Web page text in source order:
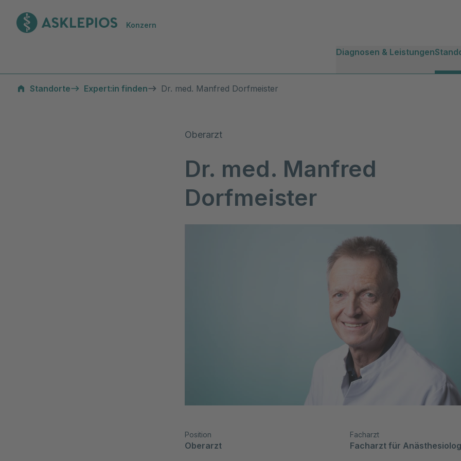
Konzern
Diagnosen & Leistungen
Standorte Expert:in finden Dr. med. Manfred Dorfmeister
Oberarzt
Dr. med. Manfred
Dorfmeister
Position
Oberarzt
Facharzt
Facharzt für